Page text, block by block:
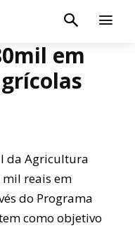
em
da Agricultura
mil reais em
do Programa
como objetivo